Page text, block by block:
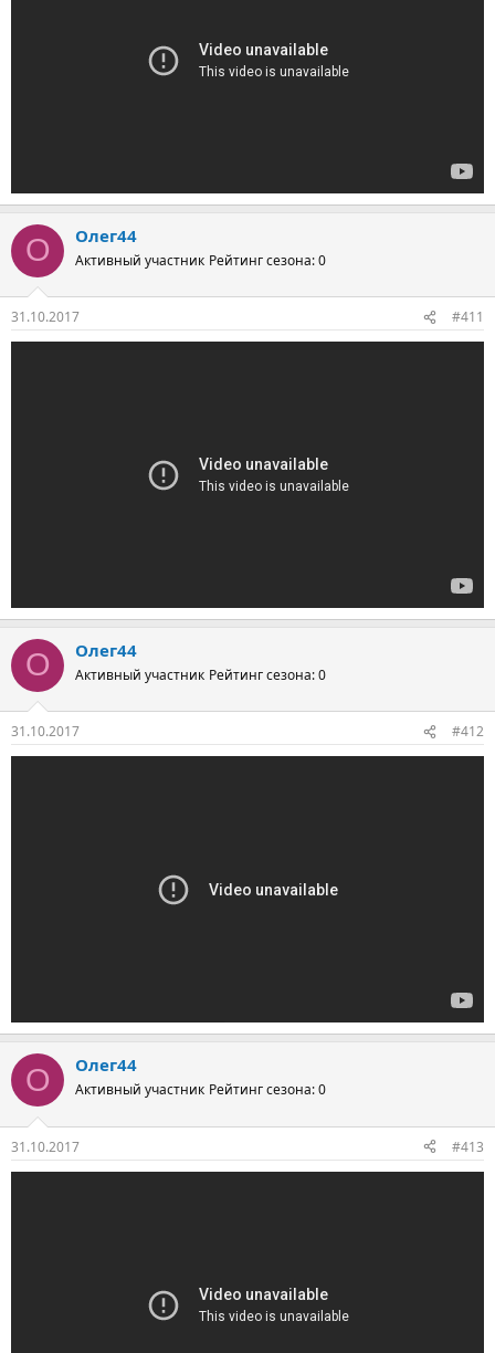
О Олег44
Активный участник Рейтинг сезона: 0
31.10.2017 #411
О Олег44
Активный участник Рейтинг сезона: 0
31.10.2017 #412
О Олег44
Активный участник Рейтинг сезона: 0
31.10.2017 #413